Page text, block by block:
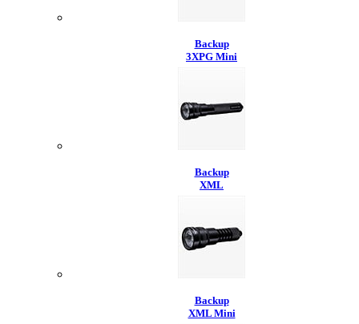
Backup
3XPG Mini
Backup
XML
Backup
XML Mini